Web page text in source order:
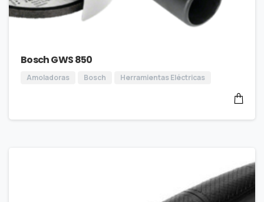
Bosch GWS 850
Amoladoras Bosch Herramientas Eléctricas